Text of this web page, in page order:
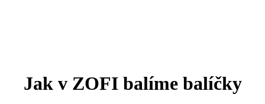
Jak v ZOFI balíme balíčky